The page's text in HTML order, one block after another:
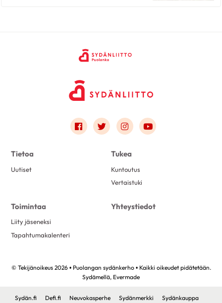
Link to facebook
Link to twitter
Link to instagram
Link to youtube
Tietoa
Uutiset
Tukea
Kuntoutus
Vertaistuki
Toimintaa
Liity jäseneksi
Tapahtumakalenteri
Yhteystiedot
© Tekijänoikeus 2026 • Puolangan sydänkerho • Kaikki oikeudet pidätetään.
Sydämellä, Evermade
Sydän.fi Defi.fi Neuvokasperhe Sydänmerkki Sydänkauppa